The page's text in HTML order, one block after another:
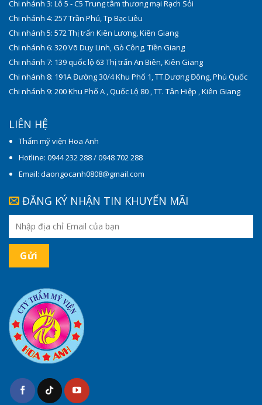
Chi nhánh 3: Lô 5 - C5 Trung tâm thương mại Rạch Sỏi
Chi nhánh 4: 257 Trần Phú, Tp Bạc Liêu
Chi nhánh 5: 572 Thị trấn Kiên Lương, Kiên Giang
Chi nhánh 6: 320 Võ Duy Linh, Gò Công, Tiền Giang
Chi nhánh 7: 139 quốc lộ 63 Thị trấn An Biên, Kiên Giang
Chi nhánh 8: 191A Đường 30/4 Khu Phố 1, TT.Dương Đông, Phú Quốc
Chi nhánh 9: 200 Khu Phố A , Quốc Lộ 80 , TT. Tân Hiệp , Kiên Giang
LIÊN HỆ
Thẩm mỹ viện Hoa Anh
Hotline: 0944 232 288 / 0948 702 288
Email: daongocanh0808@gmail.com
ĐĂNG KÝ NHẬN TIN KHUYẾN MÃI